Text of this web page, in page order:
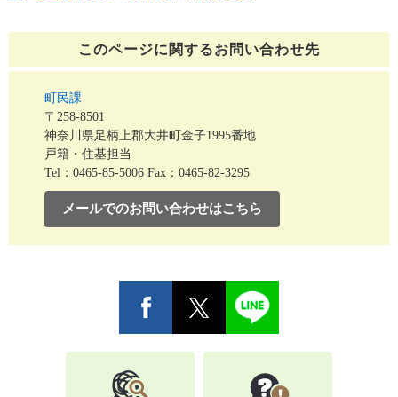
このページに関するお問い合わせ先
町民課
〒258-8501
神奈川県足柄上郡大井町金子1995番地
戸籍・住基担当
Tel：0465-85-5006 Fax：0465-82-3295
メールでのお問い合わせはこちら